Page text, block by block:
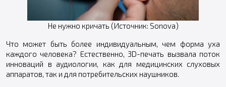
Не нужно кричать (Источник: Sonova)
Что может быть более индивидуальным, чем форма уха
каждого человека? Естественно, 3D-печать вызвала поток
инноваций в аудиологии, как для медицинских слуховых
аппаратов, так и для потребительских наушников.